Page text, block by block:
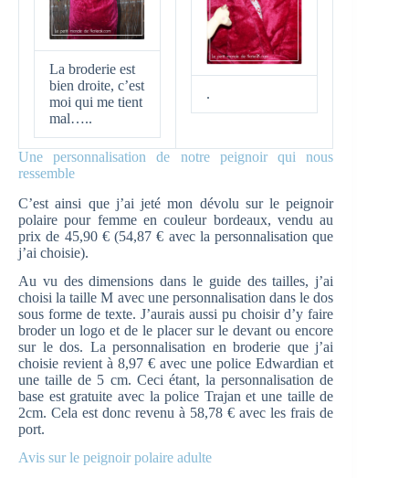
La broderie est
bien droite, c’est
moi qui me tient
mal…..
.
Une personnalisation de notre peignoir qui nous
ressemble
C’est ainsi que j’ai jeté mon dévolu sur le peignoir
polaire pour femme en couleur bordeaux, vendu au
prix de 45,90 € (54,87 € avec la personnalisation que
j’ai choisie).
Au vu des dimensions dans le guide des tailles, j’ai
choisi la taille M avec une personnalisation dans le dos
sous forme de texte. J’aurais aussi pu choisir d’y faire
broder un logo et de le placer sur le devant ou encore
sur le dos. La personnalisation en broderie que j’ai
choisie revient à 8,97 € avec une police Edwardian et
une taille de 5 cm. Ceci étant, la personnalisation de
base est gratuite avec la police Trajan et une taille de
2cm. Cela est donc revenu à 58,78 € avec les frais de
port.
Avis sur le peignoir polaire adulte